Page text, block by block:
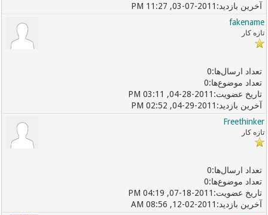
03-07-2011, 11:27 PM
fakename
تازه کار
0
0
04-28-2011, 03:11 PM
04-29-2011, 02:52 PM
Freethinker
تازه کار
0
0
07-18-2011, 04:19 PM
12-02-2011, 08:56 AM